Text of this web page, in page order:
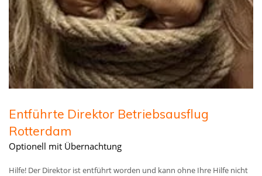
Entführte Direktor Betriebsausflug
Rotterdam
Optionell mit Übernachtung
Hilfe! Der Direktor ist entführt worden und kann ohne Ihre Hilfe nicht